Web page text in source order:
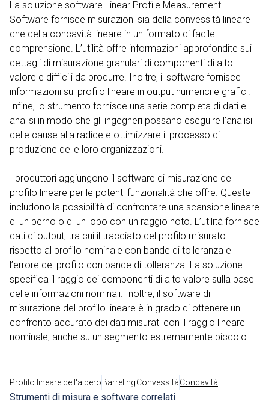
La soluzione software Linear Profile Measurement
Software fornisce misurazioni sia della convessità lineare
che della concavità lineare in un formato di facile
comprensione. L’utilità offre informazioni approfondite sui
dettagli di misurazione granulari di componenti di alto
valore e difficili da produrre. Inoltre, il software fornisce
informazioni sul profilo lineare in output numerici e grafici.
Infine, lo strumento fornisce una serie completa di dati e
analisi in modo che gli ingegneri possano eseguire l’analisi
delle cause alla radice e ottimizzare il processo di
produzione delle loro organizzazioni.
I produttori aggiungono il software di misurazione del
profilo lineare per le potenti funzionalità che offre. Queste
includono la possibilità di confrontare una scansione lineare
di un perno o di un lobo con un raggio noto. L’utilità fornisce
dati di output, tra cui il tracciato del profilo misurato
rispetto al profilo nominale con bande di tolleranza e
l’errore del profilo con bande di tolleranza. La soluzione
specifica il raggio dei componenti di alto valore sulla base
delle informazioni nominali. Inoltre, il software di
misurazione del profilo lineare è in grado di ottenere un
confronto accurato dei dati misurati con il raggio lineare
nominale, anche su un segmento estremamente piccolo.
Profilo lineare dell'alberoBarrelingConvessitàConcavità
Strumenti di misura e software correlati